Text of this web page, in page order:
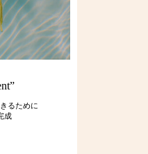
きるために
成